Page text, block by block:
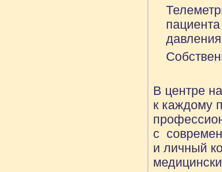
В центре
к каждому
с
и личный